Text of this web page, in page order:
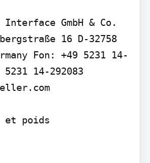
Interface GmbH & Co.
16 D-32758
Fon: +49 5231 14-
14-292083
et poids